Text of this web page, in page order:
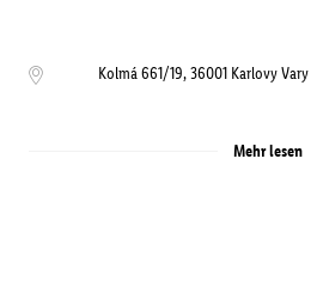
Kolmá 661/19,36001 Karlovy Vary
Mehr lesen